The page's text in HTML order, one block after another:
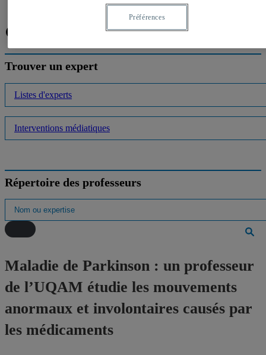
Facebook
Trouver un expert
Listes d'experts
Interventions médiatiques
Répertoire des professeurs
Maladie de Parkinson : un professeur
de l’UQAM étudie les mouvements
anormaux et involontaires causés par
les médicaments
Préférences